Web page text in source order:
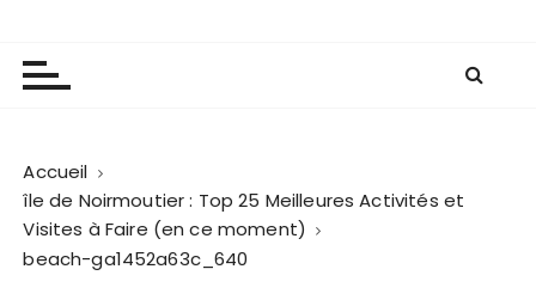
Accueil
île de Noirmoutier : Top 25 Meilleures Activités et
Visites à Faire (en ce moment)
beach-ga1452a63c_640